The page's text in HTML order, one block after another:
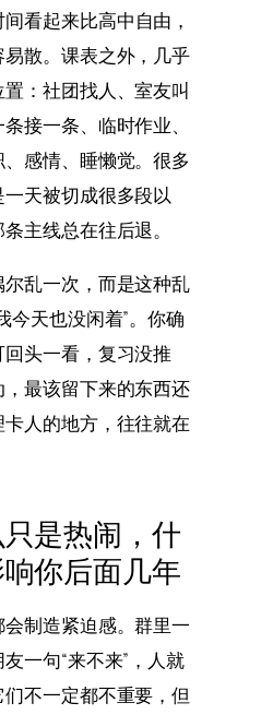
看起来比高中自由，
散。课表之外，几乎
：社团找人、室友叫
接一条、临时作业、
感情、睡懒觉。很多
天被切成很多段以
主线总在往后退。
乱一次，而是这种乱
今天也没闲着”。你确
头一看，复习没推
最该留下来的东西还
人的地方，往往就在
是热闹，什
你后面几年
制造紧迫感。群里一
一句“来不来”，人就
不一定都不重要，但